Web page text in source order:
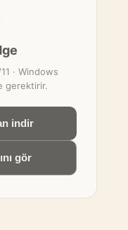
· Windows
gerektirir.
indir
gör